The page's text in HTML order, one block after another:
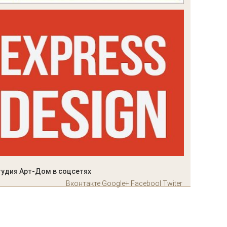
Арт-Дом в соцсетях
Вконтакте Google+ Facebool Twiter